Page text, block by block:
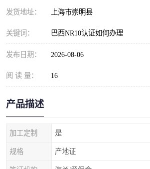
发货地址： 上海市崇明县
关键词： 巴西NR10认证如何办理
发布日期： 2026-08-06
阅 读 量： 16
产品描述
加工定制 是
规格 产地证